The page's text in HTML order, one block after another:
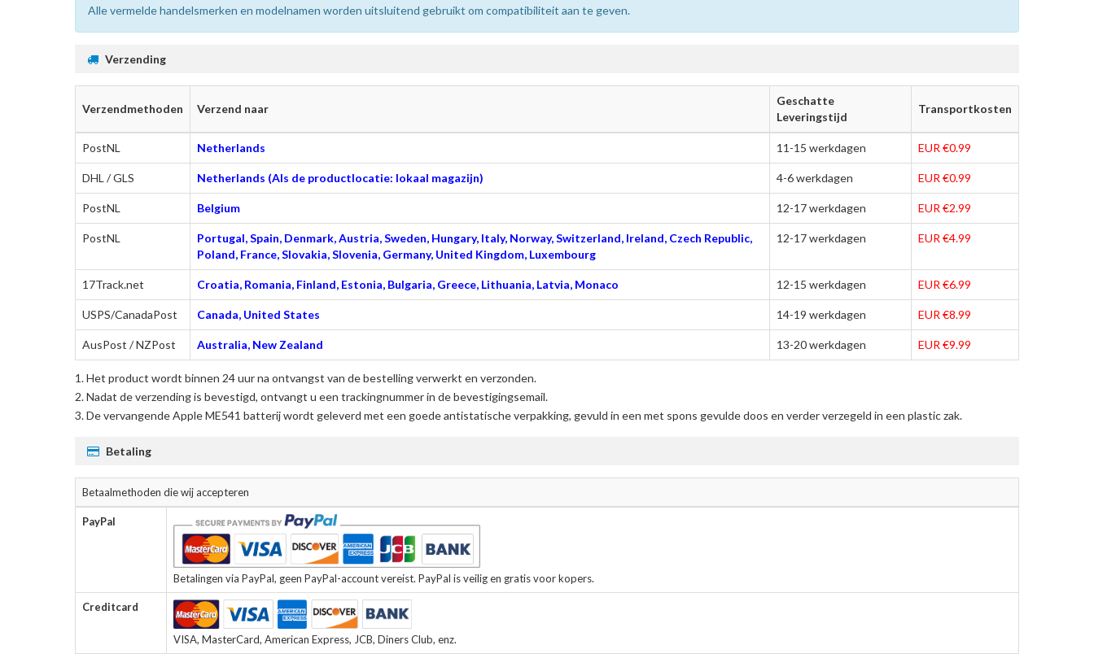
Alle vermelde handelsmerken en modelnamen worden uitsluitend gebruikt om compatibiliteit aan te geven.
Verzending
Verzendmethoden Verzend naar
Geschatte
Leveringstijd
Transportkosten
PostNL Netherlands 11-15 werkdagen EUR €0.99
DHL / GLS Netherlands (Als de productlocatie: lokaal magazijn) 4-6 werkdagen EUR €0.99
PostNL Belgium 12-17 werkdagen EUR €2.99
PostNL
Portugal, Spain, Denmark, Austria, Sweden, Hungary, Italy, Norway, Switzerland, Ireland, Czech Republic,
Poland, France, Slovakia, Slovenia, Germany, United Kingdom, Luxembourg
12-17 werkdagen EUR €4.99
17Track.net Croatia, Romania, Finland, Estonia, Bulgaria, Greece, Lithuania, Latvia, Monaco 12-15 werkdagen EUR €6.99
USPS/CanadaPost Canada, United States 14-19 werkdagen EUR €8.99
AusPost / NZPost Australia, New Zealand 13-20 werkdagen EUR €9.99
Het product wordt binnen 24 uur na ontvangst van de bestelling verwerkt en verzonden.
Nadat de verzending is bevestigd, ontvangt u een trackingnummer in de bevestigingsemail.
Devervangende Apple ME541 batterijwordt geleverd met een goede antistatische verpakking, gevuld in een met spons gevulde doos en verder verzegeld in een plastic zak.
Betaling
Betaalmethoden die wij accepteren
PayPal
Betalingen via PayPal, geen PayPal-account vereist. PayPal is veilig en gratis voor kopers.
Creditcard
VISA, MasterCard, American Express, JCB, Diners Club, enz.